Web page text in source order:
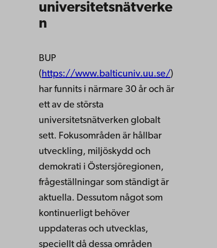
universitetsnätverke
n
BUP
( https://www.balticuniv.uu.se/)
har funnits i närmare 30 år och är
ett av de största
universitetsnätverken globalt
sett. Fokusområden är hållbar
utveckling, miljöskydd och
demokrati i Östersjöregionen,
frågeställningar som ständigt är
aktuella. Dessutom något som
kontinuerligt behöver
uppdateras och utvecklas,
speciellt då dessa områden